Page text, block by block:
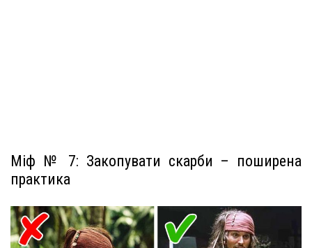
Міф № 7: Закопувати скарби – поширена
практика